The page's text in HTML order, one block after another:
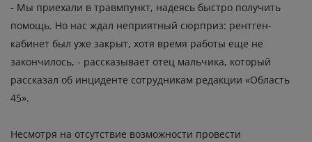
- Мы приехали в травмпункт, надеясь быстро получить
помощь. Но нас ждал неприятный сюрприз: рентген-
кабинет был уже закрыт, хотя время работы еще не
закончилось, - рассказывает отец мальчика, который
рассказал об инциденте сотрудникам редакции «Область
45».
Несмотря на отсутствие возможности провести